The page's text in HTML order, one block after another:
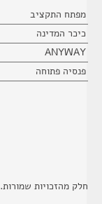
מפתח התקציב
כיכר המדינה
ANYWAY
פנסיה פתוחה
חלק מהזכויות